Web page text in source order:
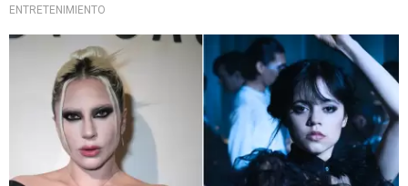
ENTRETENIMIENTO
Serie de Netflix